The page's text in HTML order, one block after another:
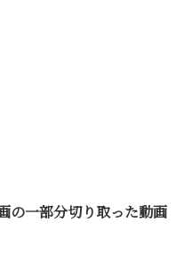
の一部分切り取った動画